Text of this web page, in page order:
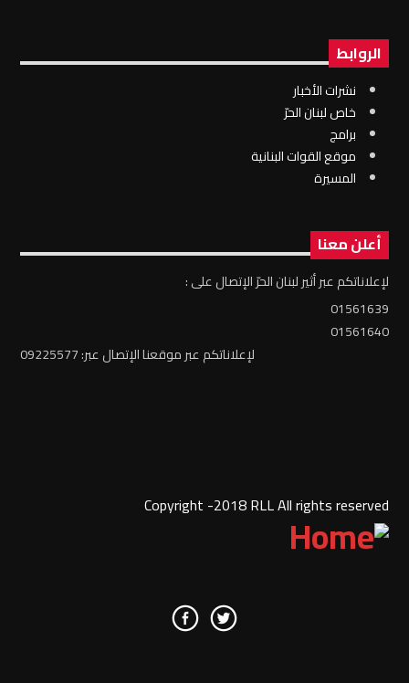
الروابط
نشرات الأخبار
خاص لبنان الحرّ
برامج
موقع القوات البنانية
المسيرة
أعلن معنا
لإعلاناتكم عبر أثير لبنان الحرّ الإتصال على :
01561639
01561640
لإعلاناتكم عبر موقعنا الإتصال عبر: 09225577
Copyright -2018 RLL All rights reserved